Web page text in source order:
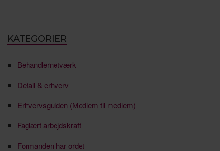
KATEGORIER
Behandlernetværk
Detail & erhverv
Erhvervsguiden (Medlem til medlem)
Faglært arbejdskraft
Formanden har ordet